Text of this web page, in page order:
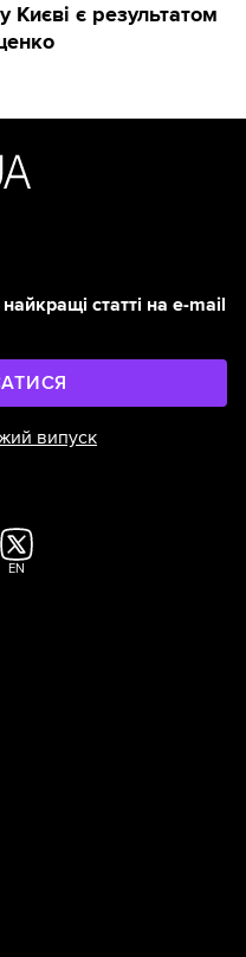
Києві є результатом
статті на e-mail
випуск
EN